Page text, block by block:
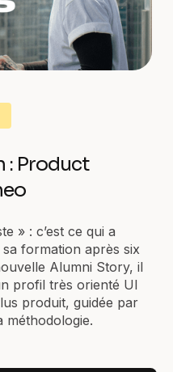
: Product
» : c’est ce qui a
formation après six
Alumni Story, il
profil très orienté UI
produit, guidée par
méthodologie.